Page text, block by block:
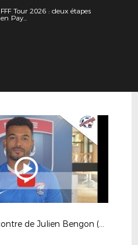
FFF Tour 2026 : deux étapes
en Pay...
BEF : à la rencontre de Julien Bengon (Ancienne Château-Gontier)